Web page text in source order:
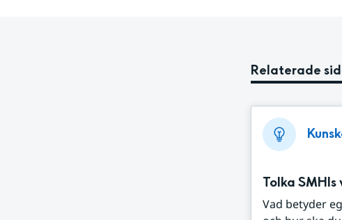
Relaterade
Tolka
Vad betyder